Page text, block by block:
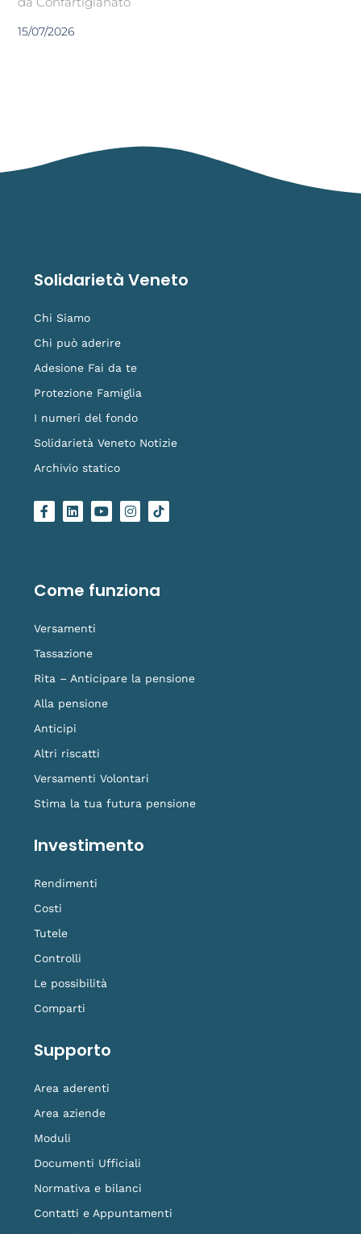
15/07/2026
Solidarietà Veneto
Chi Siamo
Chi può aderire
Adesione Fai da te
Protezione Famiglia
I numeri del fondo
Solidarietà Veneto Notizie
Archivio statico
F
a
o
k
L
i
i
n
Y
o
e
I
n
r
a
L
o
i
k
Come funziona
Versamenti
Tassazione
Rita – Anticipare la pensione
Alla pensione
Anticipi
Altri riscatti
Versamenti Volontari
Stima la tua futura pensione
Investimento
Rendimenti
Costi
Tutele
Controlli
Le possibilità
Comparti
Supporto
Area aderenti
Area aziende
Moduli
Documenti Ufficiali
Normativa e bilanci
Contatti e Appuntamenti